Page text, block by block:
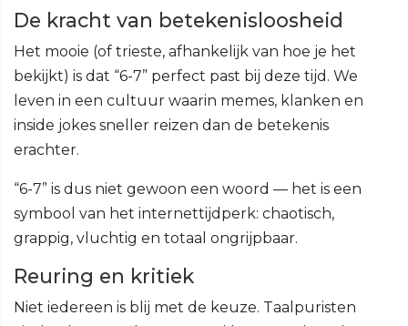
De kracht van betekenisloosheid
Het mooie (of trieste, afhankelijk van hoe je het
bekijkt) is dat “6-7” perfect past bij deze tijd. We
leven in een cultuur waarin memes, klanken en
inside jokes sneller reizen dan de betekenis
erachter.
“6-7” is dus niet gewoon een woord — het is een
symbool van het internettijdperk: chaotisch,
grappig, vluchtig en totaal ongrijpbaar.
Reuring en kritiek
Niet iedereen is blij met de keuze. Taalpuristen